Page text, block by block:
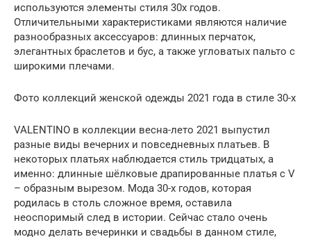
используются элементы стиля 30х годов.
Отличительными характеристиками являются наличие
разнообразных аксессуаров: длинных перчаток,
элегантных браслетов и бус, а также угловатых пальто с
широкими плечами.
Фото коллекций женской одежды 2021 года в стиле 30-х
VALENTINO в коллекции весна-лето 2021 выпустил
разные виды вечерних и повседневных платьев. В
некоторых платьях наблюдается стиль тридцатых, а
именно: длинные шёлковые драпированные платья с V
– образным вырезом. Мода 30-х годов, которая
родилась в столь сложное время, оставила
неоспоримый след в истории. Сейчас стало очень
модно делать вечеринки и свадьбы в данном стиле,